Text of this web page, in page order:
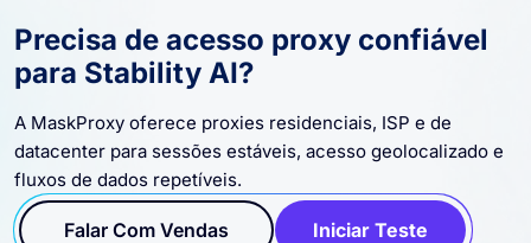
Precisa de acesso proxy confiável
para Stability AI?
A MaskProxy oferece proxies residenciais, ISP e de
datacenter para sessões estáveis, acesso geolocalizado e
fluxos de dados repetíveis.
Falar Com Vendas Iniciar Teste